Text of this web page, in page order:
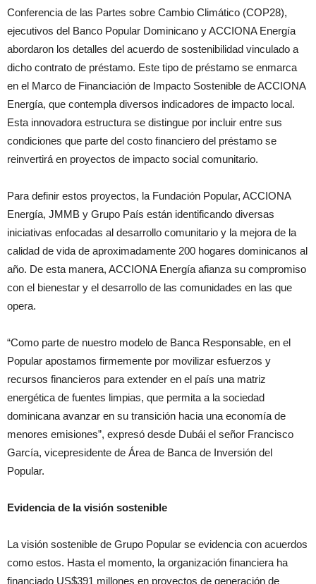
Conferencia de las Partes sobre Cambio Climático (COP28),
ejecutivos del Banco Popular Dominicano y ACCIONA Energía
abordaron los detalles del acuerdo de sostenibilidad vinculado a
dicho contrato de préstamo. Este tipo de préstamo se enmarca
en el Marco de Financiación de Impacto Sostenible de ACCIONA
Energía, que contempla diversos indicadores de impacto local.
Esta innovadora estructura se distingue por incluir entre sus
condiciones que parte del costo financiero del préstamo se
reinvertirá en proyectos de impacto social comunitario.
Para definir estos proyectos, la Fundación Popular, ACCIONA
Energía, JMMB y Grupo País están identificando diversas
iniciativas enfocadas al desarrollo comunitario y la mejora de la
calidad de vida de aproximadamente 200 hogares dominicanos al
año. De esta manera, ACCIONA Energía afianza su compromiso
con el bienestar y el desarrollo de las comunidades en las que
opera.
“Como parte de nuestro modelo de Banca Responsable, en el
Popular apostamos firmemente por movilizar esfuerzos y
recursos financieros para extender en el país una matriz
energética de fuentes limpias, que permita a la sociedad
dominicana avanzar en su transición hacia una economía de
menores emisiones”, expresó desde Dubái el señor Francisco
García, vicepresidente de Área de Banca de Inversión del
Popular.
Evidencia de la visión sostenible
La visión sostenible de Grupo Popular se evidencia con acuerdos
como estos. Hasta el momento, la organización financiera ha
financiado US$391 millones en proyectos de generación de